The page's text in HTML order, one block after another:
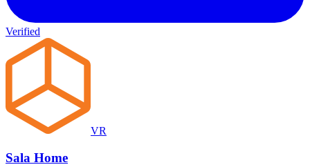
Verified
VR
Sala Home